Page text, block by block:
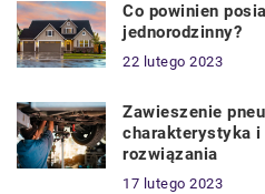
Co powinien
jednorodzinny?
22 lutego 2023
Zawieszenie
charakterystyka
rozwiązania
17 lutego 2023